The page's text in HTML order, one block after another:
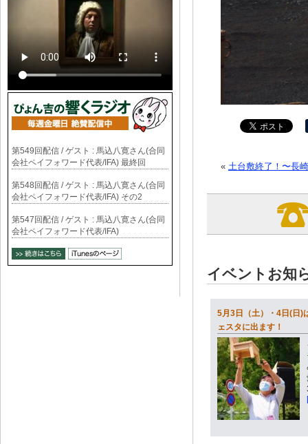
« 土台敷終了！〜長
イベントお知
5月3日（土）・4日(日)
ェスタに出ます！
第549回配信 / ゲスト : 馬込八寛さん(合同
会社ペイフォワード代表/IFA) 最終回
第548回配信 / ゲスト : 馬込八寛さん(合同
会社ペイフォワード代表/IFA) その2
第547回配信 / ゲスト : 馬込八寛さん(合同
会社ペイフォワード代表/IFA)